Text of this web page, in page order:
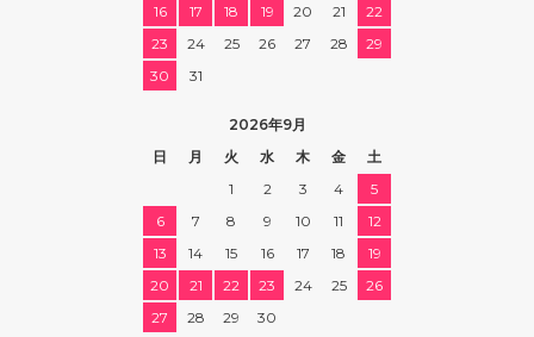
16
17 18 19 20 21
22
23
24 25 26 27 28
29
30
31
2026年9月
日
月 火 水 木 金
土
1
2 3 4
5
6
7 8 9 10 11
12
13
14 15 16 17 18
19
20
21 22 23 24 25
26
27
28 29 30